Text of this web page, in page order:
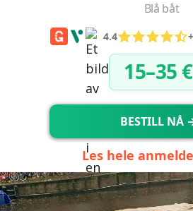
Blå båt
4.4
15–35 €
BESTILL NÅ
Les hele